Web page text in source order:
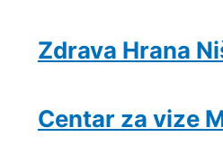
Zdrava Hrana
Centar za vize